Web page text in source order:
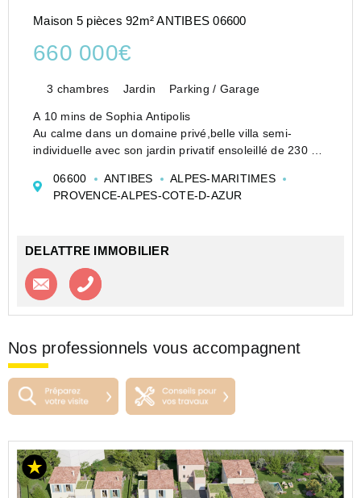
Maison 5 pièces 92m² ANTIBES 06600
660 000€
3 chambres Jardin Parking / Garage
A 10 mins de Sophia Antipolis
Au calme dans un domaine privé,belle villa semi-
individuelle avec son jardin privatif ensoleillé de 230 m²
Dès l'entrée un séjour avec baies vitrées de plus de 36
m² très l...
06600 ANTIBES
ALPES-MARITIMES
PROVENCE-ALPES-COTE-D-AZUR
DELATTRE IMMOBILIER
Contacter l'agence
Nos professionnels vous accompagnent